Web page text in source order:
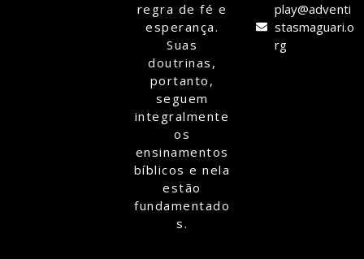
regra de fé e
esperança.
Suas
doutrinas,
portanto,
seguem
integralmente
os
ensinamentos
bíblicos e nela
estão
fundamentado
s.
play@adventi
stasmaguari.o
rg